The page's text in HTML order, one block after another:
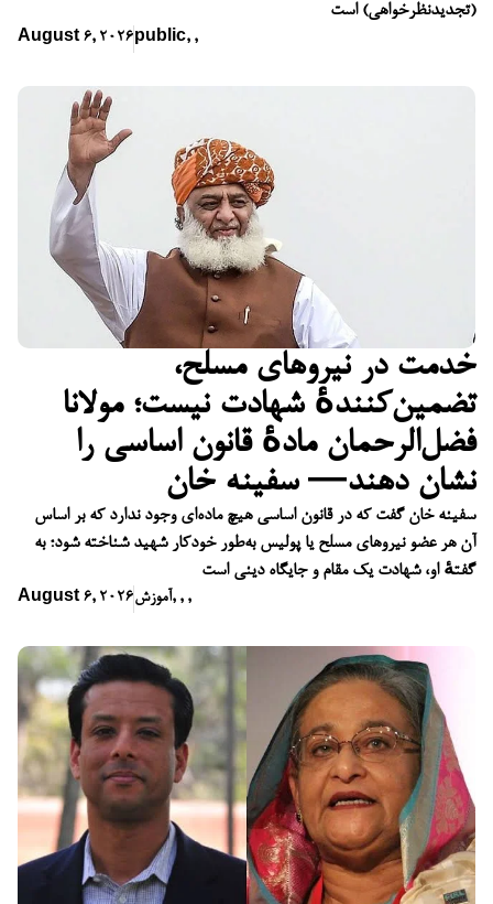
(تجدیدنظرخواهی) است
August 6, 2026 public, ,
خدمت در نیروهای مسلح،
تضمین‌کنندهٔ شهادت نیست؛ مولانا
فضل‌الرحمان مادهٔ قانون اساسی را
نشان دهند— سفینه خان
سفینه خان گفت که در قانون اساسی هیچ ماده‌ای وجود ندارد که بر اساس
آن هر عضو نیروهای مسلح یا پولیس به‌طور خودکار شهید شناخته شود؛ به
گفتهٔ او، شهادت یک مقام و جایگاه دینی است
August 6, 2026آموزش, , ,